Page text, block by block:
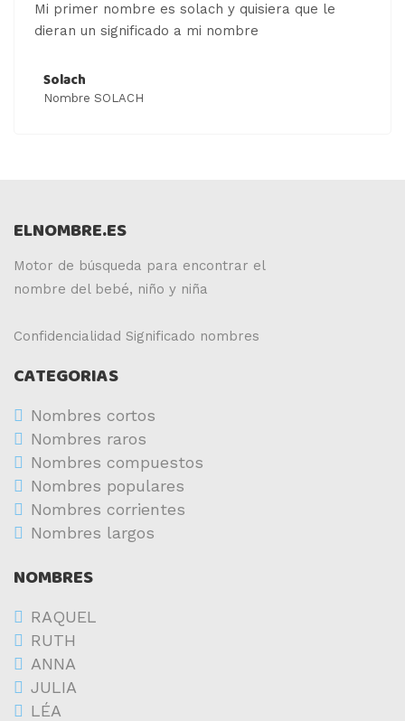
Mi primer nombre es solach y quisiera que le
dieran un significado a mi nombre
Solach
Nombre SOLACH
ELNOMBRE.ES
Motor de búsqueda para encontrar el
nombre del bebé, niño y niña
Confidencialidad Significado nombres
CATEGORIAS
Nombres cortos
Nombres raros
Nombres compuestos
Nombres populares
Nombres corrientes
Nombres largos
NOMBRES
RAQUEL
RUTH
ANNA
JULIA
LÉA